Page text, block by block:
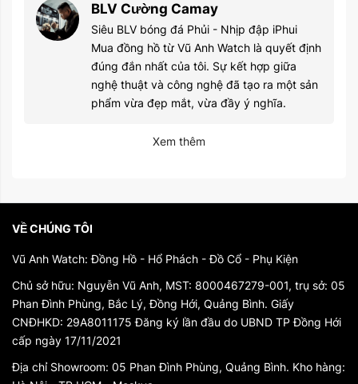
BLV Cường Camay
Siêu BLV bóng đá Phủi - Nhịp đập iPhui
Mua đồng hồ từ Vũ Anh Watch là quyết định
đúng đắn nhất của tôi. Sự kết hợp giữa
nghệ thuật và công nghệ đã tạo ra một sản
phẩm vừa đẹp mắt, vừa đầy ý nghĩa.
Xem thêm
VỀ CHÚNG TÔI
Vũ Anh Watch: Đồng Hồ - Hổ Phách - Đồ Cổ - Phụ Kiện
Chủ sở hữu: Nguyễn Vũ Anh, MST: 8000467279-001, trụ sở: 05
Phan Đình Phùng, Bắc Lý, Đồng Hới, Quảng Bình. Giấy
CNĐHKD: 29A8011175 Đăng ký lần đầu do UBND TP Đồng Hới
cấp ngày 17/11/2021
Địa chỉ Showroom: 05 Phan Đình Phùng, Quảng Bình. Kho hàng: